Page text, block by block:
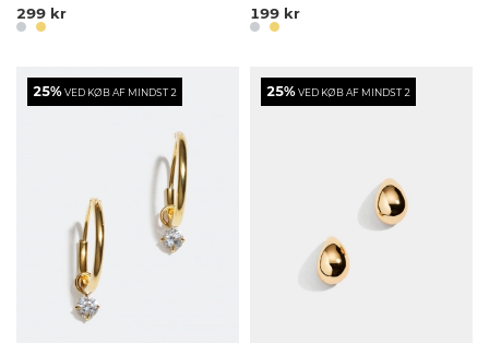
299 kr
199 kr
25%VED KØB AF MINDST 2 25%VED KØB AF MINDST 2